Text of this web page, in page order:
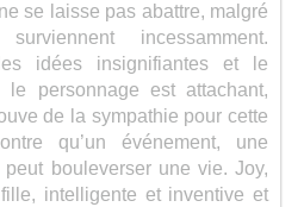
se laisse pas abattre, malgré
incessamment.
idées insignifiantes et le
le personnage est attachant,
de la sympathie pour cette
qu’un événement, une
bouleverser une vie. Joy,
intelligente et inventive et